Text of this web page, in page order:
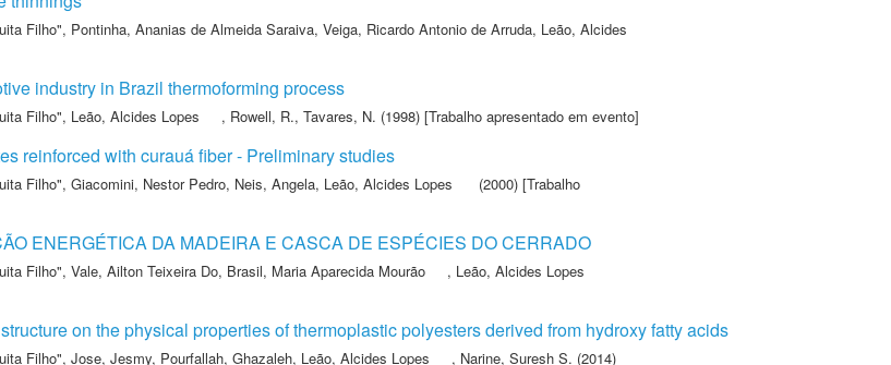
Filho", Pontinha, Ananias de Almeida Saraiva, Veiga, Ricardo Antonio de Arruda, Leão, Alcides
industry in Brazil thermoforming process
Filho", Leão, Alcides Lopes , Rowell, R., Tavares, N. (1998) [Trabalho apresentado em evento]
reinforced with curauá fiber - Preliminary studies
Filho", Giacomini, Nestor Pedro, Neis, Angela, Leão, Alcides Lopes
(2000) [Trabalho
ENERGÉTICA DA MADEIRA E CASCA DE ESPÉCIES DO CERRADO
Filho", Vale, Ailton Teixeira Do, Brasil, Maria Aparecida Mourão , Leão, Alcides Lopes
on the physical properties of thermoplastic polyesters derived from hydroxy fatty acids
Filho", Jose, Jesmy, Pourfallah, Ghazaleh, Leão, Alcides Lopes , Narine, Suresh S. (2014)